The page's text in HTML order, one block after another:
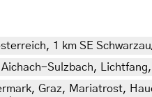
1 km SE
Aichach-Sulzbach,
Graz, Mariatrost,